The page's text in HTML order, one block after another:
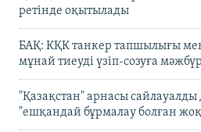
ретінде оқытылады
БАҚ: КҚК танкер тапшылығы мен
мұнай тиеуді үзіп-созуға мәжбүр
"Қазақстан" арнасы сайлауалды
"ешқандай бұрмалау болған